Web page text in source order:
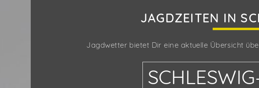
JAGDZEITEN IN
Jagdwetter bietet Dir eine aktuelle Übersicht